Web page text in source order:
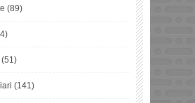
(89)
(51)
(141)